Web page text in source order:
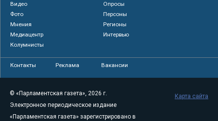
Видео
Опросы
Фото
Персоны
Мнения
Регионы
Медиацентр
Интервью
Колумнисты
Контакты Реклама Вакансии
© «Парламентская газета», 2026 г.
Электронное периодическое издание
«Парламентская газета» зарегистрировано в
Карта сайта